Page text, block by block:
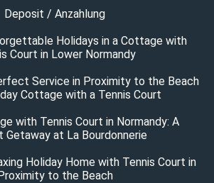
Deposit / Anzahlung
Holidays in a Cottage with
Court in Lower Normandy
Service in Proximity to the Beach
Cottage with a Tennis Court
with Tennis Court in Normandy: A
at La Bourdonnerie
Holiday Home with Tennis Court in
to the Beach